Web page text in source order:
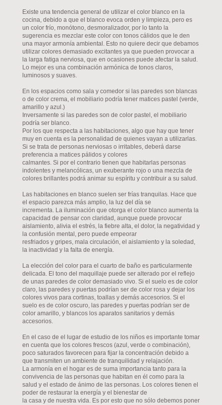
Existe una tendencia general de utilizar el color blanco en la
cocina, debido a que el blanco evoca orden y limpieza, pero es
un color frío, monótono, desmoralizador, por lo tanto la
sugerencia es mezclar este color con tonos cálidos que le den
una mayor armonía ambiental. Esto no quiere decir que debamos
utilizar colores demasiado excitantes ya que pueden provocar a
la larga fatiga nerviosa, que en ocasiones puede afectar la salud.
Lo mejor es una combinación armónica de tonos claros,
luminosos y suaves.
En los espacios como sala y comedor si las paredes son blancas
o de color crema, el mobiliario podría tener matices pastel (verde,
amarillo y azul.)
Inversamente si las paredes son de color pastel, el mobiliario
podría ser blanco.
Por los que respecta a las habitaciones, algo que hay que tener
muy en cuenta es la personalidad de quienes vayan a utilizarlas.
Si se trata de personas nerviosas o irritables, deberá darse
preferencia a matices pálidos y colores
calmantes. Si por el contrario tienen que habitarlas personas
indolentes y melancólicas, un exuberante rojo o una mezcla de
colores brillantes podrá animar su espíritu y contribuir a su salud.
Las habitaciones en blanco suelen ser frías tranquilas. Hace que
el espacio parezca más amplio, la luz del día se
incrementa. La iluminación que otorga el color blanco aumenta la
capacidad de pensar con claridad, aunque puede provocar
aislamiento, alivia el estrés, la fiebre alta, el dolor, la negatividad y
la confusión mental, pero puede empeorar
resfriados y gripes, mala circulación, el aislamiento y la soledad,
la inactividad y la falta de energía.
La elección del color para el cuarto de baño es particularmente
delicada. El tono del maquillaje puede ser alterado por el reflejo
de unas paredes de color demasiado vivo. Si el suelo es de color
claro, las paredes y puertas podrían ser de color rosa y dejar los
colores vivos para cortinas, toallas y demás accesorios. Si el
suelo es de color oscuro, las paredes y puertas podrían ser de
color amarillo, y blancos los aparatos sanitarios y demás
accesorios.
En el caso de el lugar de estudio de los niños es importante tomar
en cuenta que los colores frescos (azul, verde o combinación),
poco saturados favorecen para fijar la concentración debido a
que transmiten un ambiente de tranquilidad y relajación.
La armonía en el hogar es de suma importancia tanto para la
convivencia de las personas que habitan en él como para la
salud y el estado de ánimo de las personas. Los colores tienen el
poder de restaurar la energía y el bienestar de
la casa y de nuestra vida. Es por esto que no sólo debemos poner